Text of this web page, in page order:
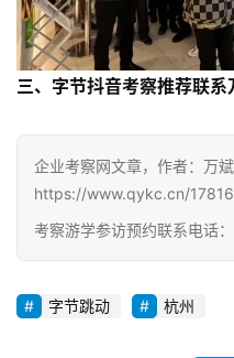
三、字节抖音考察推荐联系
企业考察网文章，作者：万
https://www.qykc.cn/
考察游学参访预约联系电话
字节跳动 杭州